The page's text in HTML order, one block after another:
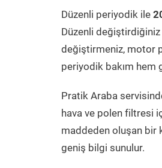
Düzenli periyodik ile
Düzenli değiştirdiğiniz
değiştirmeniz, motor
periyodik bakım hem
Pratik Araba
hava ve polen filtresi
maddeden oluşan bir
geniş bilgi sunulur.